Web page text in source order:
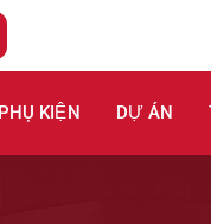
PHỤ KIỆN DỰ ÁN